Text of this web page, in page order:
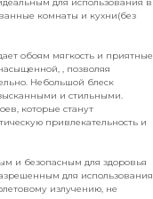
для использования в
комнаты и кухни(без
обоям мягкость и приятные
, позволяя
Небольшой блеск
и стильными.
которые станут
привлекательность и
и безопасным для здоровья
для использования
излучению, не